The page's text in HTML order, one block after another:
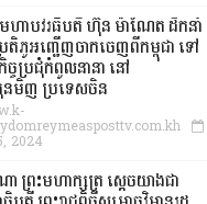
ហាបវរធិបតី ហ៊ុន ម៉ាណែត ដឹកនាំ
ភូអញ្ជើញចាកចេញពីកម្ពុជា ទៅ
ចប្រជុំកំពូលនានា នៅ
នមិញ ប្រទេសចិន
2024
ា ព្រះមហាក្សត្រ ស្តេចយាងជា